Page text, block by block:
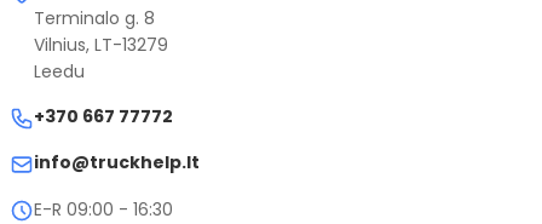
Tarneajad on hinnangulised ja võivad
kullerteenuse töökoormuse tõttu erineda.
vastava kullerteenuse veebilehel.
Kui teil on küsimusi tarne kohta, palun
Terminalo g. 8
Vilnius, LT-13279
Leedu
+370 667 77772
info@truckhelp.lt
E-R 09:00 - 16:30